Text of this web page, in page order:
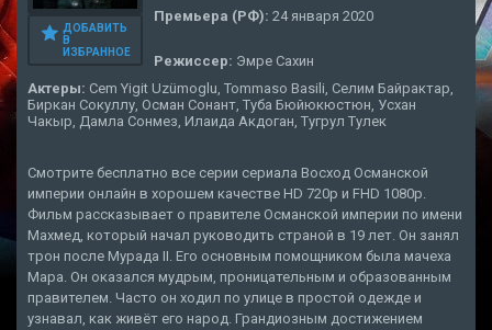
ДОБАВИТЬ
В
ИЗБРАННОЕ
Премьера (РФ): 24 января 2020
Режиссер: Эмре Сахин
Актеры: Cem Yigit Uzümoglu, Tommaso Basili, Селим Байрактар,
Биркан Сокуллу, Осман Сонант, Туба Бюйюкюстюн, Усхан
Чакыр, Дамла Сонмез, Илаида Акдоган, Тугрул Тулек
Смотрите бесплатно все серии сериала Восход Османской
империи онлайн в хорошем качестве HD 720p и FHD 1080p.
Фильм рассказывает о правителе Османской империи по имени
Махмед, который начал руководить страной в 19 лет. Он занял
трон после Мурада II. Его основным помощником была мачеха
Мара. Он оказался мудрым, проницательным и образованным
правителем. Часто он ходил по улице в простой одежде и
узнавал, как живёт его народ. Грандиозным достижением